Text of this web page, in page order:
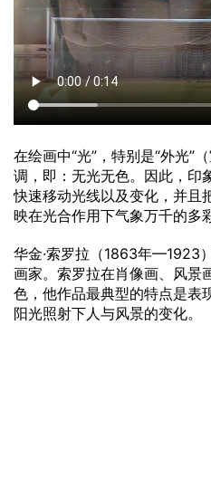
在绘画中“光”，特别是“外光”
调，即：无光无色。因此，印
快速移动光线以及变化，并且
映在光合作用下气象万千的多
华金·索罗拉（1863年—1923
画家。索罗拉在肖像画、风景
色，他作品最典型的特点是表
阳光照射下人与风景的变化。